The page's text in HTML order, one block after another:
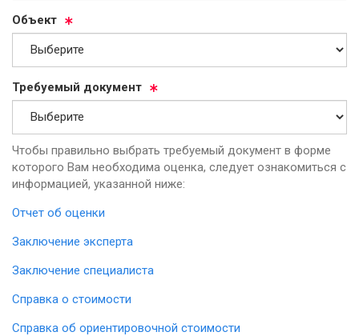
Объ­ект
Тре­бу­емый до­ку­мент
Чтобы правильно выбрать требуемый документ в форме
которого Вам необходима оценка, следует ознакомиться с
информацией, указанной ниже:
Отчет об оценки
Заключение эксперта
Заключение специалиста
Справка о стоимости
Справка об ориентировочной стоимости